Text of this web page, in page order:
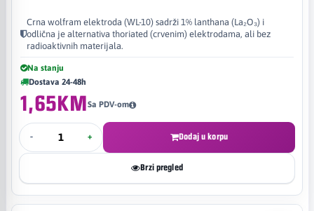
Crna wolfram elektroda (WL-10) sadrži 1% lanthana (La₂O₃) i
odlična je alternativa thoriated (crvenim) elektrodama, ali bez
radioaktivnih materijala.
Na stanju
Dostava 24-48h
1,65KMSa PDV-om
- + Dodaj u korpu
Brzi pregled